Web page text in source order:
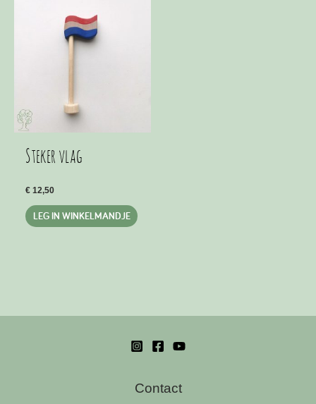
Steker vlag
€ 12,50
LEG IN WINKELMANDJE
Contact